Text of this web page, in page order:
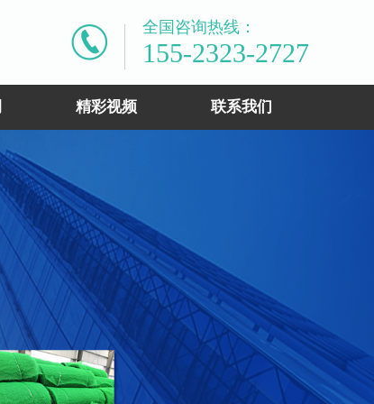
全国咨询热线：
155-2323-2727
精彩视频 联系我们